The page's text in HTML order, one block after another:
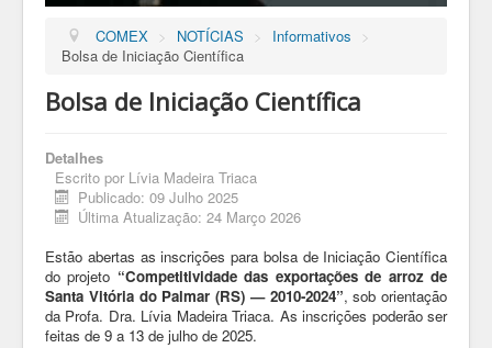
COMEX > NOTÍCIAS > Informativos
>
Bolsa de Iniciação Científica
Bolsa de Iniciação Científica
Detalhes
Escrito por Lívia Madeira Triaca
Publicado: 09 Julho 2025
Última Atualização: 24 Março 2026
Estão abertas as inscrições para bolsa de Iniciação Científica
do projeto “Competitividade das exportações de arroz de
Santa Vitória do Palmar (RS) — 2010-2024”, sob orientação
da Profa. Dra. Lívia Madeira Triaca. As inscrições poderão ser
feitas de 9 a 13 de julho de 2025.